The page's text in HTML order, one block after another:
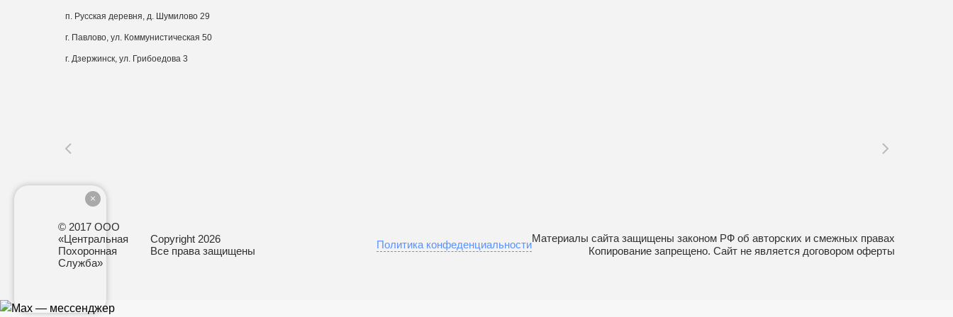
п. Русская деревня, д. Шумилово 29
г. Павлово, ул. Коммунистическая 50
г. Дзержинск, ул. Грибоедова 3
© 2017 ООО
«Центральная
Похоронная
Служба»
Copyright 2026
Все права защищены
Политика конфеденциальностиМатериалы сайта защищены законом РФ об авторских и смежных правах
Копирование запрещено. Сайт не является договором оферты